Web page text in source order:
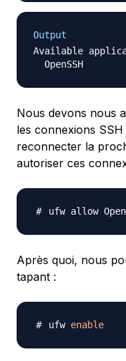
Output
Available
Nous devons nous
les connexions
reconnecter la
autoriser ces
Après quoi, nous
tapant :
ufw enable